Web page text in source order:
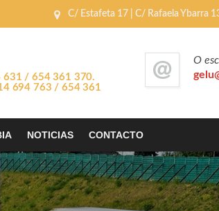
C/ Estafeta 17 | C/ Rafaela Ybarra
NOTICIAS CONTACTO
O
631 / 654 361 370.
694 763 / 654 361